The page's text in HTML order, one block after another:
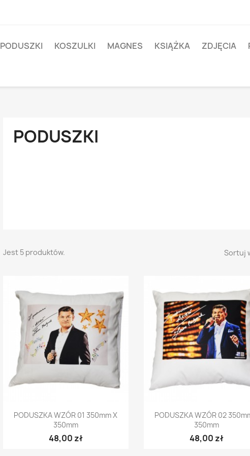
PODUSZKI KOSZULKI MAGNES KSIĄŻKA ZDJĘCIA
PODUSZKI
Jest 5 produktów. Sortuj
Szybki podgląd
PODUSZKA WZÓR 01 350mm X
350mm
48,00 zł
Szybki podgląd
PODUSZKA WZÓR 02
350mm
48,00 zł